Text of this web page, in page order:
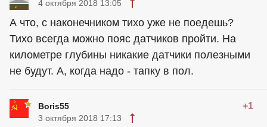
4 октября 2018 13:05
А что, с наконечником тихо уже не поедешь?
Тихо всегда можно пояс датчиков пройти. На
километре глубины никакие датчики полезными
не будут. А, когда надо - тапку в пол.
Boris55 +1
3 октября 2018 17:13